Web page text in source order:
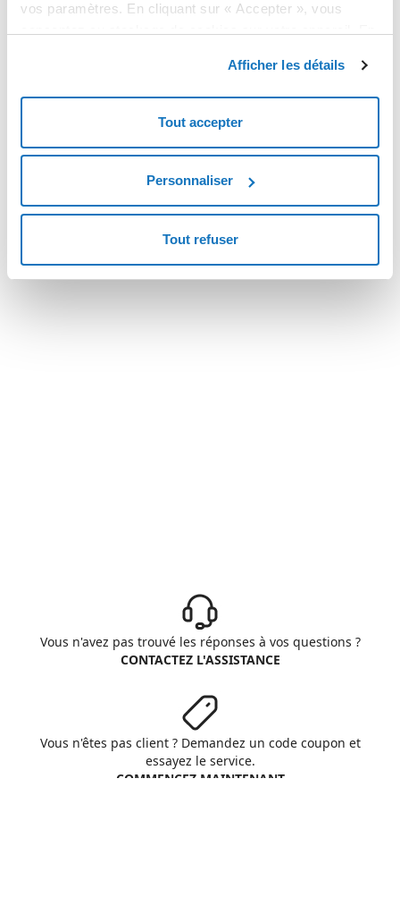
vos paramètres. En cliquant sur « Accepter », vous
stockage des cookies nécessaires.
Afficher les détails
Tout accepter
Personnaliser
Tout refuser
Noyau 2.6.32-358* installé (améliore l’intégration avec VMware et
Timeout des disques à 180 secondes défini sur Hyper-V et Low
Vous n'avez pas trouvé les réponses à vos questions ?
CONTACTEZ L'ASSISTANCE
Vous n'êtes pas client ? Demandez un code coupon et
essayez le service.
COMMENCEZ MAINTENANT